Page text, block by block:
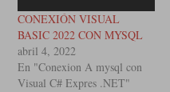
CONEXIÓN VISUAL
BASIC 2022 CON MYSQL
abril 4, 2022
En "Conexion A mysql con
Visual C# Expres .NET"